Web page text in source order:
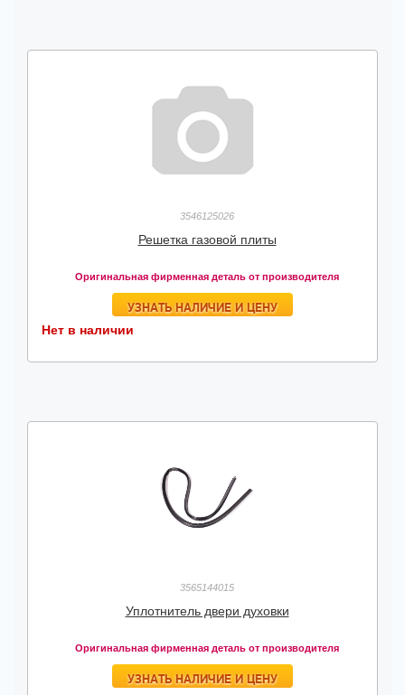
3546125026
Решетка газовой плиты
Оригинальная фирменная деталь от производителя
УЗНАТЬ НАЛИЧИЕ И ЦЕНУ
Нет в наличии
3565144015
Уплотнитель двери духовки
Оригинальная фирменная деталь от производителя
УЗНАТЬ НАЛИЧИЕ И ЦЕНУ